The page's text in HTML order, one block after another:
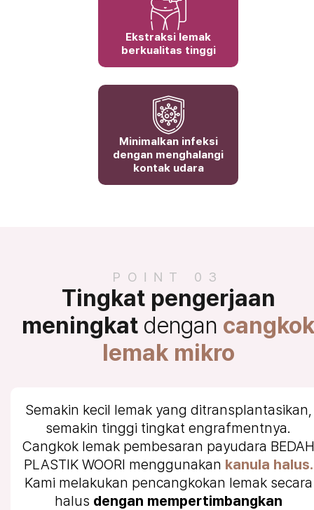
Ekstraksi lemak
berkualitas tinggi
Minimalkan infeksi
dengan menghalangi
kontak udara
POINT 03
Tingkat pengerjaan
meningkat dengan cangkok
lemak mikro
Semakin kecil lemak yang ditransplantasikan,
semakin tinggi tingkat engrafmentnya.
Cangkok lemak pembesaran payudara BEDAH
PLASTIK WOORI menggunakan kanula halus.
Kami melakukan pencangkokan lemak secara
halus dengan mempertimbangkan